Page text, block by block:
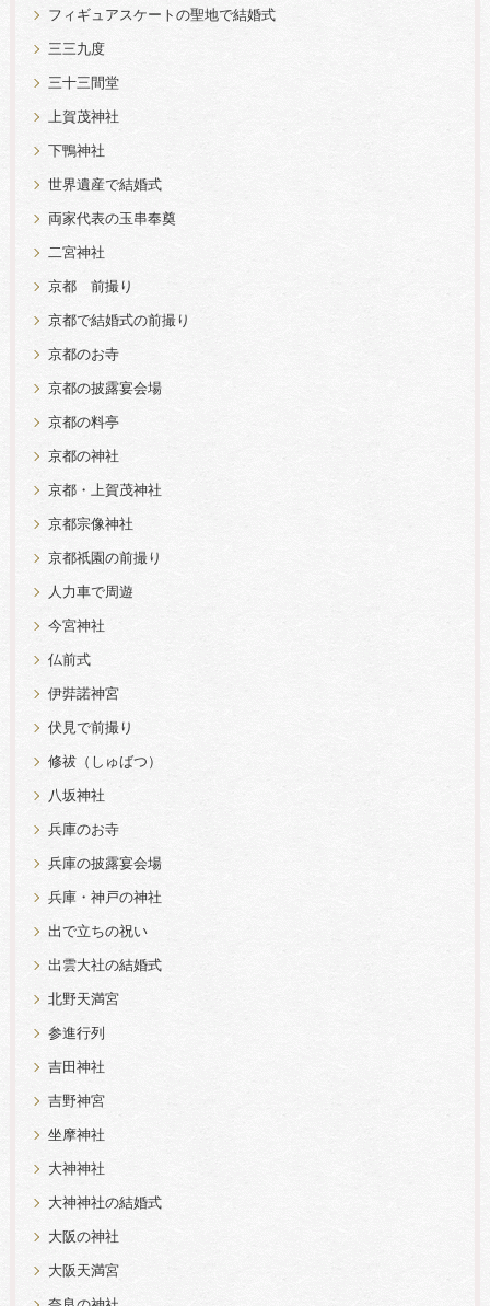
フィギュアスケートの聖地で結婚式
三三九度
三十三間堂
上賀茂神社
下鴨神社
世界遺産で結婚式
両家代表の玉串奉奠
二宮神社
京都 前撮り
京都で結婚式の前撮り
京都のお寺
京都の披露宴会場
京都の料亭
京都の神社
京都・上賀茂神社
京都宗像神社
京都祇園の前撮り
人力車で周遊
今宮神社
仏前式
伊弉諾神宮
伏見で前撮り
修祓（しゅばつ）
八坂神社
兵庫のお寺
兵庫の披露宴会場
兵庫・神戸の神社
出で立ちの祝い
出雲大社の結婚式
北野天満宮
参進行列
吉田神社
吉野神宮
坐摩神社
大神神社
大神神社の結婚式
大阪の神社
大阪天満宮